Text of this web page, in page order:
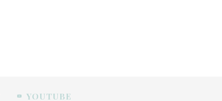
YOUTUBE